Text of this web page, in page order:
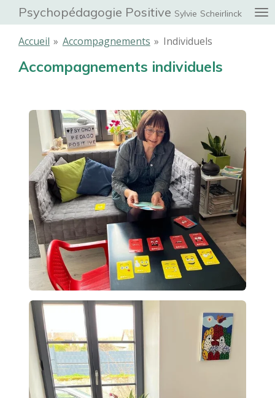
Passer
au
contenu
Psychopédagogie Positive Sylvie Scheirlinck
Accueil » Accompagnements » Individuels
Accompagnements individuels